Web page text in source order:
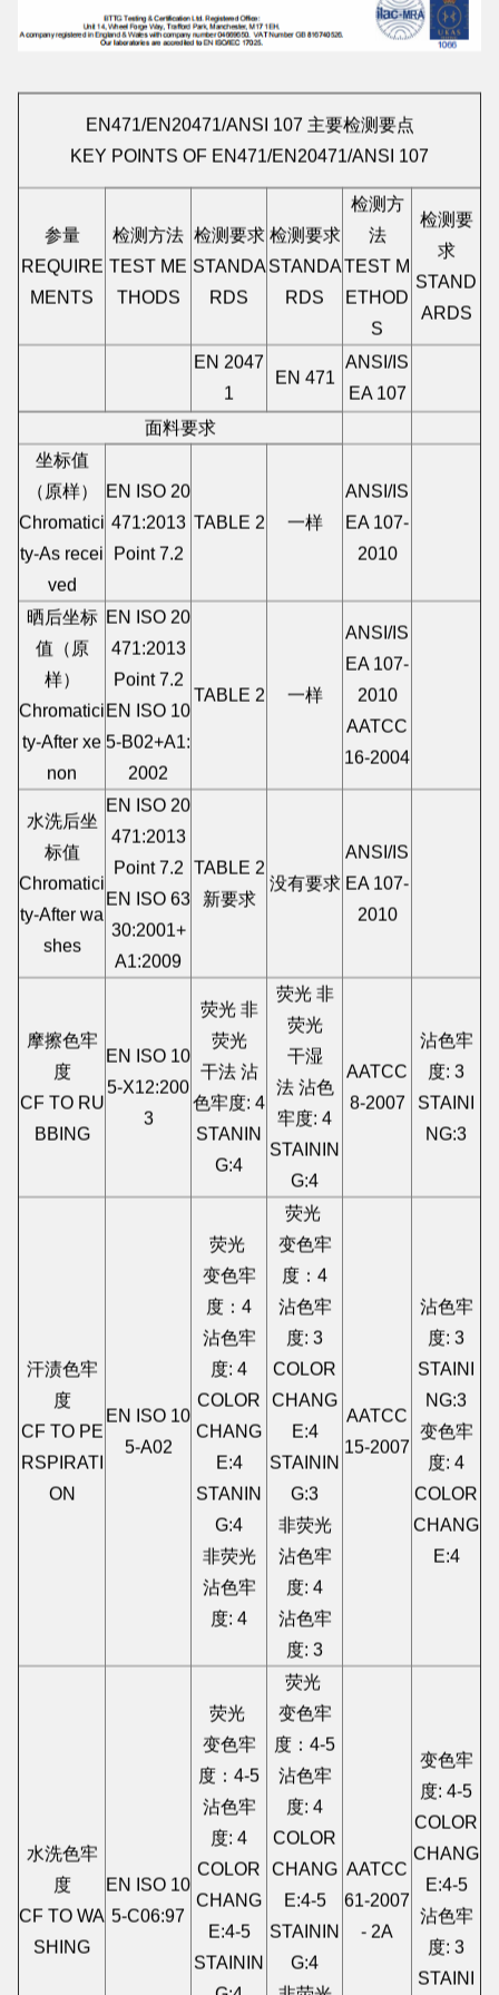
EN471/EN20471/ANSI 107 主要检测要点
参量
REQUIRE
检测方法
TEST ME
检测要求
STANDA
检测要求
STANDA
检测方
法
TEST M
ETHOD
S
检测要
求
STAND
EN 2047
1
ANSI/IS
EA 107
面料要求
坐标值
（原样）
Chromatici
ty-As recei
ved
EN ISO 20
471:2013
ANSI/IS
EA 107-
晒后坐标
值（原
样）
Chromatici
ty-After xe
non
EN ISO 20
471:2013
Point 7.2
EN ISO 10
5-B02+A1:
2002
ANSI/IS
EA 107-
2010
AATCC
水洗后坐
标值
Chromatici
ty-After wa
EN ISO 20
471:2013
Point 7.2
EN ISO 63
30:2001+
A1:2009
TABLE 2
ANSI/IS
EA 107-
摩擦色牢
度
CF TO RU
EN ISO 10
5-X12:200
荧光 非
荧光
干法 沾
色牢度: 4
STANIN
荧光 非
荧光
干湿
法 沾色
牢度: 4
STAININ
G:4
AATCC
沾色牢
度: 3
STAINI
汗渍色牢
度
CF TO PE
RSPIRATI
EN ISO 10
荧光
变色牢
度：4
沾色牢
度: 4
COLOR
CHANG
E:4
STANIN
G:4
非荧光
沾色牢
荧光
变色牢
度：4
沾色牢
度: 3
COLOR
CHANG
E:4
STAININ
G:3
非荧光
沾色牢
度: 4
沾色牢
度: 3
AATCC
沾色牢
度: 3
STAINI
NG:3
变色牢
度: 4
COLOR
CHANG
水洗色牢
度
CF TO WA
EN ISO 10
荧光
变色牢
度：4-5
沾色牢
度: 4
COLOR
CHANG
E:4-5
STAININ
荧光
变色牢
度：4-5
沾色牢
度: 4
COLOR
CHANG
E:4-5
STAININ
G:4
AATCC
61-2007
变色牢
度: 4-5
COLOR
CHANG
E:4-5
沾色牢
度: 3